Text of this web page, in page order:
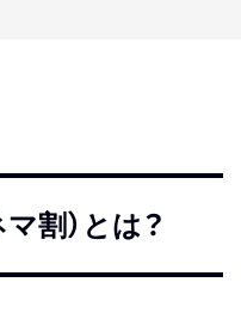
割）とは？